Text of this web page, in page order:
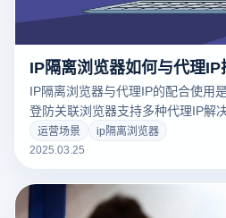
IP隔离浏览器如何与代理IP
IP隔离浏览器与代理IP的配合使用
登防关联浏览器支持多种代理IP解
更安全地管理多个账户。以下是云
同工作的方式。
运营场景
ip隔离浏览器
2025.03.25